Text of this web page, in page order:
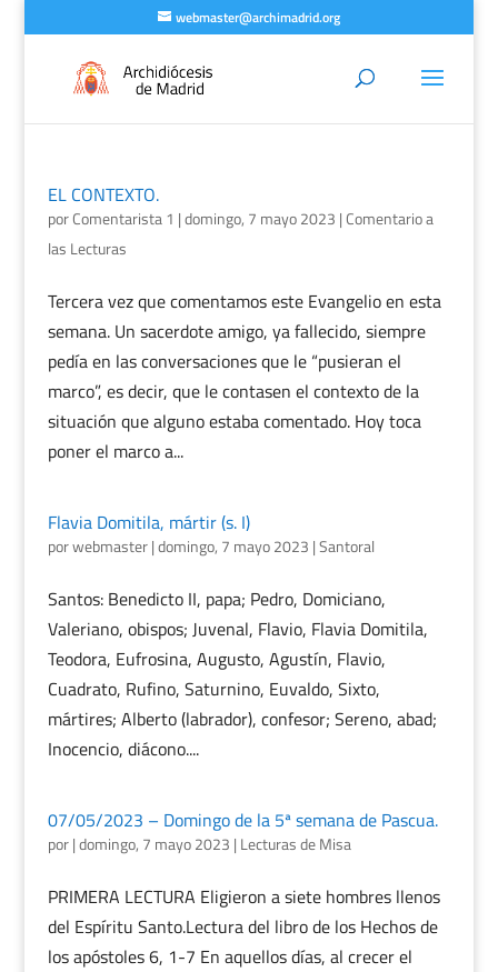
webmaster@archimadrid.org
EL CONTEXTO.
porComentarista 1 |domingo, 7 mayo 2023 |Comentario a
las Lecturas
Tercera vez que comentamos este Evangelio en esta
semana. Un sacerdote amigo, ya fallecido, siempre
pedía en las conversaciones que le “pusieran el
marco”, es decir, que le contasen el contexto de la
situación que alguno estaba comentado. Hoy toca
poner el marco a...
Flavia Domitila, mártir (s. I)
porwebmaster|domingo, 7 mayo 2023 |Santoral
Santos: Benedicto II, papa; Pedro, Domiciano,
Valeriano, obispos; Juvenal, Flavio, Flavia Domitila,
Teodora, Eufrosina, Augusto, Agustín, Flavio,
Cuadrato, Rufino, Saturnino, Euvaldo, Sixto,
mártires; Alberto (labrador), confesor; Sereno, abad;
Inocencio, diácono....
07/05/2023 – Domingo de la 5ª semana de Pascua.
por|domingo, 7 mayo 2023 | Lecturas de Misa
PRIMERA LECTURA Eligieron a siete hombres llenos
del Espíritu Santo.Lectura del libro de los Hechos de
los apóstoles 6, 1-7 En aquellos días, al crecer el